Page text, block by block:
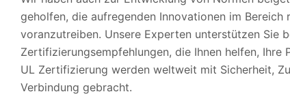
geholfen, die aufregenden Innovationen im
voranzutreiben. Unsere Experten unterstützen Sie
Zertifizierungsempfehlungen, die Ihnen helfen,
UL Zertifizierung werden weltweit mit Sicherheit,
Verbindung gebracht.